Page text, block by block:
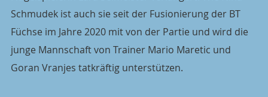
Schmudek ist auch sie seit der Fusionierung der BT
Füchse im Jahre 2020 mit von der Partie und wird die
junge Mannschaft von Trainer Mario Maretic und
Goran Vranjes tatkräftig unterstützen.